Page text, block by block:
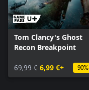
Tom Clancy's Ghost
Recon Breakpoint
69,99 € 6,99 €+ -90%